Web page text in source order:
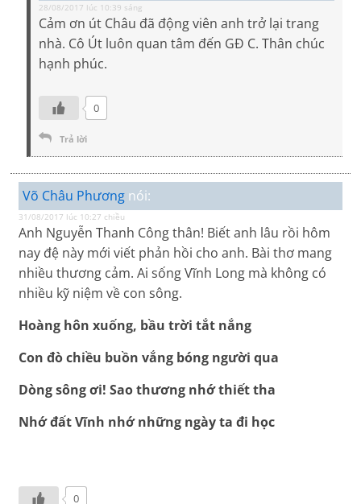
28/08/2017 lúc 10:39 sáng
Cảm ơn út Châu đã động viên anh trở lại trang
nhà. Cô Út luôn quan tâm đến GĐ C. Thân chúc
hạnh phúc.
0
Trả lời
Võ Châu Phương nói:
31/08/2017 lúc 10:27 chiều
Anh Nguyễn Thanh Công thân! Biết anh lâu rồi hôm
nay đệ này mới viết phản hồi cho anh. Bài thơ mang
nhiều thương cảm. Ai sống Vĩnh Long mà không có
nhiều kỹ niệm về con sông.
Hoàng hôn xuống, bầu trời tắt nắng
Con đò chiều buồn vắng bóng người qua
Dòng sông ơi! Sao thương nhớ thiết tha
Nhớ đất Vĩnh nhớ những ngày ta đi học
0